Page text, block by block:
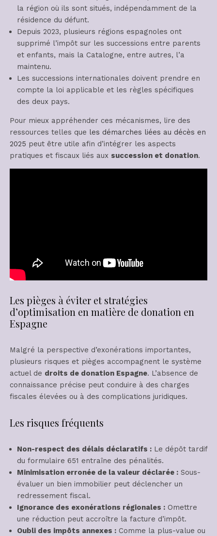
la région où ils sont situés, indépendamment de la
résidence du défunt.
Depuis 2023, plusieurs régions espagnoles ont
supprimé l’impôt sur les successions entre parents
et enfants, mais la Catalogne, entre autres, l’a
maintenu.
Les successions internationales doivent prendre en
compte la loi applicable et les règles spécifiques
des deux pays.
Pour mieux appréhender ces mécanismes, lire des
ressources telles que les démarches liées au décès en
2025 peut être utile afin d’intégrer les aspects
pratiques et fiscaux liés aux succession et donation.
Les pièges à éviter et stratégies
d’optimisation en matière de donation en
Espagne
Malgré la perspective d’exonérations importantes,
plusieurs risques et pièges accompagnent le système
actuel de droits de donation Espagne. L’absence de
connaissance précise peut conduire à des charges
fiscales élevées ou à des complications juridiques.
Les risques fréquents
Non-respect des délais déclaratifs : Le dépôt tardif
du formulaire 651 entraîne des pénalités.
Minimisation erronée de la valeur déclarée : Sous-
évaluer un bien immobilier peut déclencher un
redressement fiscal.
Ignorance des exonérations régionales : Omettre
une réduction peut accroître la facture d’impôt.
Oubli des impôts annexes : Comme la plus-value ou